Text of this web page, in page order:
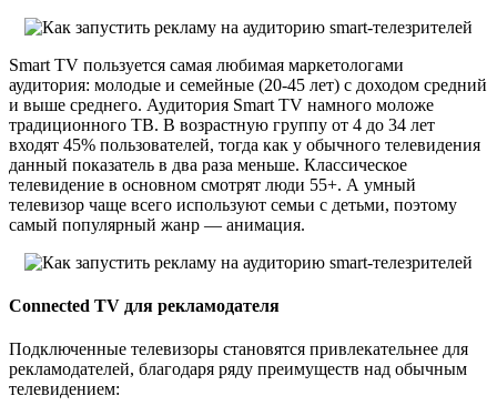
Smart TV пользуется самая любимая маркетологами
аудитория: молодые и семейные (20-45 лет) с доходом средний
и выше среднего. Аудитория Smart TV намного моложе
традиционного ТВ. В возрастную группу от 4 до 34 лет
входят 45% пользователей, тогда как у обычного телевидения
данный показатель в два раза меньше. Классическое
телевидение в основном смотрят люди 55+. А умный
телевизор чаще всего используют семьи с детьми, поэтому
самый популярный жанр — анимация.
Connected TV для рекламодателя
Подключенные телевизоры становятся привлекательнее для
рекламодателей, благодаря ряду преимуществ над обычным
телевидением: